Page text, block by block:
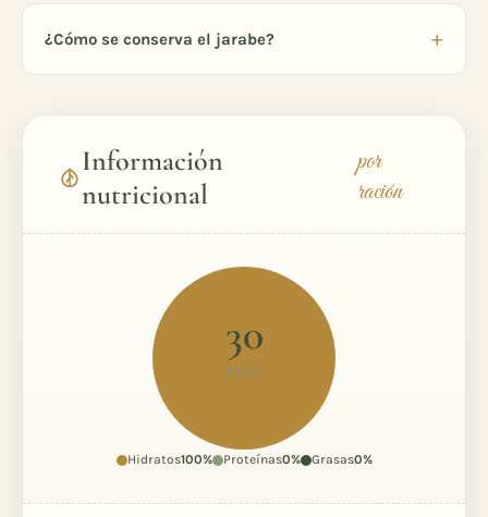
¿Cómo se conserva el jarabe?
Información
nutricional
por
ración
30
KCAL
Hidratos100% Proteínas0% Grasas0%